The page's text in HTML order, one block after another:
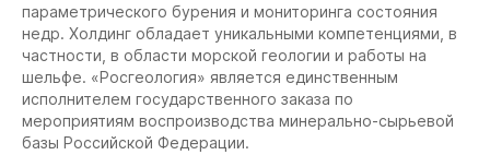
параметрического бурения и мониторинга состояния
недр. Холдинг обладает уникальными компетенциями, в
частности, в области морской геологии и работы на
шельфе. «Росгеология» является единственным
исполнителем государственного заказа по
мероприятиям воспроизводства минерально-сырьевой
базы Российской Федерации.